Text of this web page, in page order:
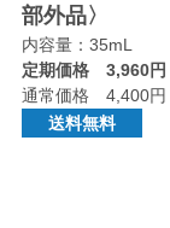
部外品〉
内容量：35mL
定期価格 3,960円
通常価格 4,400円
送料無料